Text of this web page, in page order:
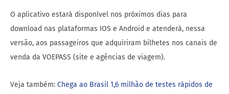
O aplicativo estará disponível nos próximos dias para
download nas plataformas IOS e Android e atenderá, nessa
versão, aos passageiros que adquiriram bilhetes nos canais de
venda da VOEPASS (site e agências de viagem).
Veja também: Chega ao Brasil 1,6 milhão de testes rápidos de